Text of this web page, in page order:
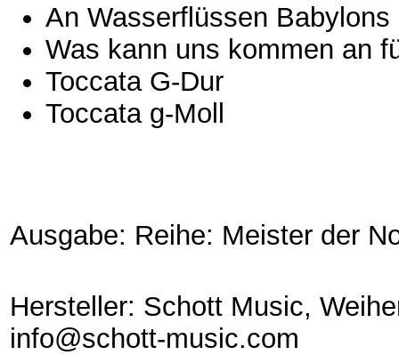
An Wasserflüssen
Was kann uns kommen an
Toccata G-Dur
Toccata g-Moll
Ausgabe: Reihe: Meister der
Hersteller: Schott Music,
info@schott-music.com